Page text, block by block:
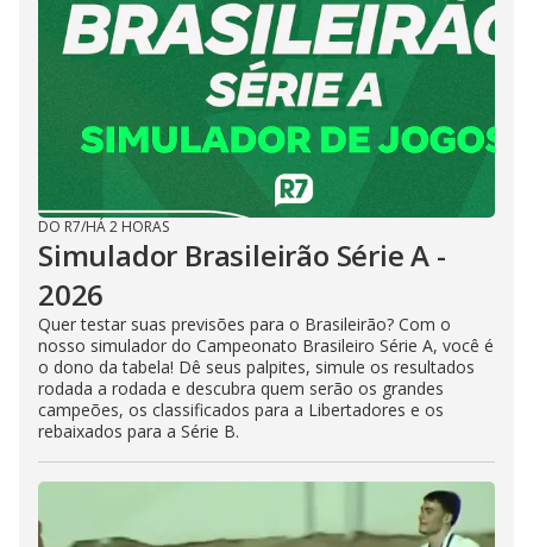
DO R7/HÁ 2 HORAS
Simulador Brasileirão Série A -
2026
Quer testar suas previsões para o Brasileirão? Com o
nosso simulador do Campeonato Brasileiro Série A, você é
o dono da tabela! Dê seus palpites, simule os resultados
rodada a rodada e descubra quem serão os grandes
campeões, os classificados para a Libertadores e os
rebaixados para a Série B.